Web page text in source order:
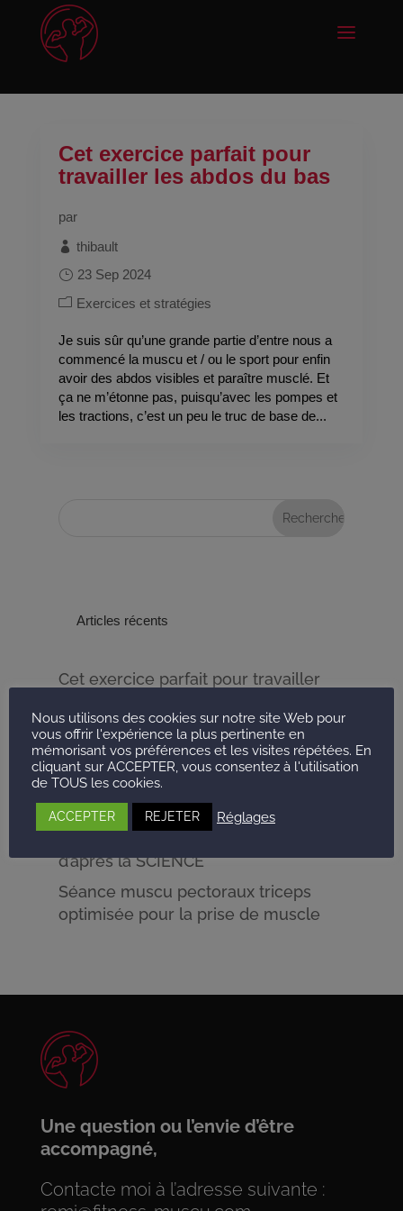
Cet exercice parfait pour
travailler les abdos du bas
par
thibault
23 Sep 2024
Exercices et stratégies
Je suis sûr qu’une grande partie d’entre nous a
commencé la muscu et / ou le sport pour enfin
avoir des abdos visibles et paraître musclé. Et
ça ne m’étonne pas, puisqu’avec les pompes et
les tractions, c’est un peu le truc de base de...
Articles récents
Cet exercice parfait pour travailler
Faut-il faire sa séance de sport le
matin ou le soir d’après la science ?
Protéine, glucide, lipide, lesquels
favoriser pour la perte de poids ?
d’après la SCIENCE
Séance muscu pectoraux triceps
optimisée pour la prise de muscle
Une question ou l’envie d’être
accompagné,
Contacte moi à l’adresse suivante :
Nous utilisons des cookies sur notre site Web pour
vous offrir l'expérience la plus pertinente en
mémorisant vos préférences et les visites répétées. En
cliquant sur ACCEPTER, vous consentez à l'utilisation
de TOUS les cookies.
ACCEPTER REJETER Réglages